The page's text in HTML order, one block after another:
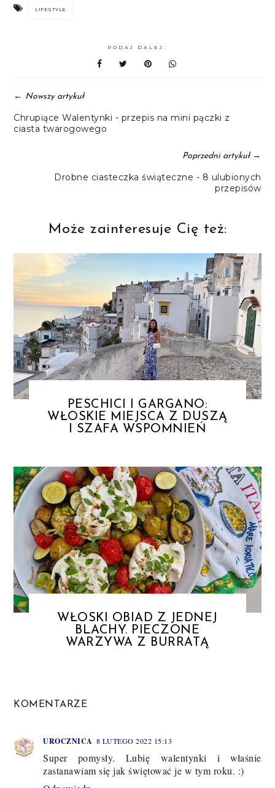
LIFESTYLE
PODAJ DALEJ:
← Nowszy artykuł
Chrupiące Walentynki - przepis na mini pączki z
ciasta twarogowego
Poprzedni artykuł→
Drobne ciasteczka świąteczne - 8 ulubionych
przepisów
Może zainteresuje Cię też:
PESCHICI I GARGANO:
WŁOSKIE MIEJSCA Z DUSZĄ
I SZAFA WSPOMNIEŃ
WŁOSKI OBIAD Z JEDNEJ
BLACHY. PIECZONE
WARZYWA Z BURRATĄ
KOMENTARZE
UROCZNICA 8 LUTEGO 2022 15:13
Super pomysły. Lubię walentynki i właśnie
zastanawiam się jak świętować je w tym roku. :)